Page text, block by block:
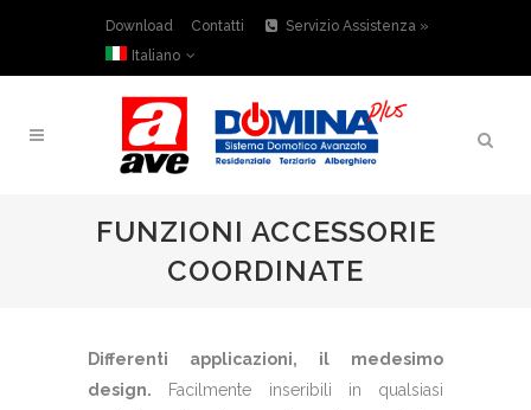
Download Contatti
Servizio Assistenza »
Italiano
FUNZIONI ACCESSORIE
COORDINATE
Differenti applicazioni, il medesimo
design. Facilmente inseribili in qualsiasi